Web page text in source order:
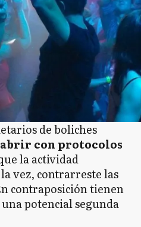
de boliches
abrir con protocolos
la actividad
vez, contrarreste las
contraposición tienen
potencial segunda